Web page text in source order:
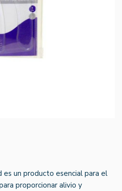
un producto esencial para el
proporcionar alivio y